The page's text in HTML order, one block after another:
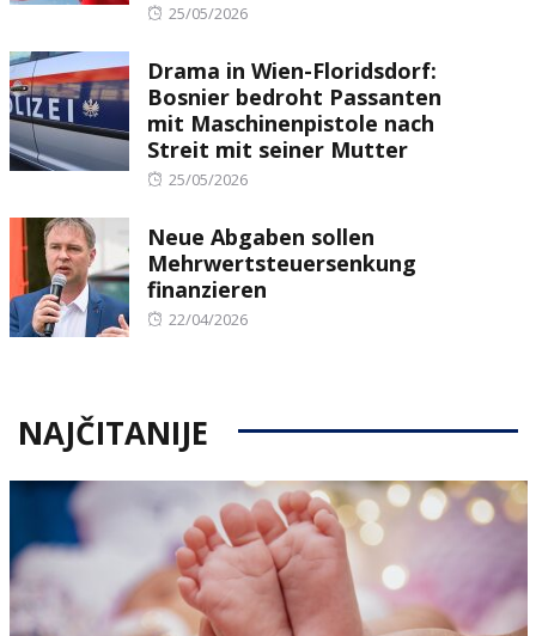
Posted
25/05/2026
Drama in Wien-Floridsdorf:
Bosnier bedroht Passanten
mit Maschinenpistole nach
Streit mit seiner Mutter
Posted
25/05/2026
Neue Abgaben sollen
Mehrwertsteuersenkung
finanzieren
Posted
22/04/2026
NAJČITANIJE